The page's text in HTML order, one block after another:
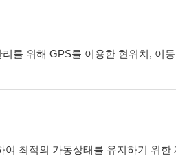
를 위해 GPS를 이용한 현위치, 이
최적의 가동상태를 유지하기 위